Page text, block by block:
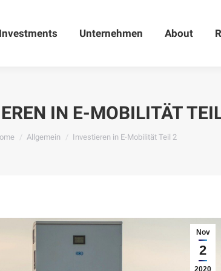
Unternehmen About
IN E-MOBILITÄT
are here:
Allgemein Investieren in E-Mobilität Teil 2
Nov
2
2020
Investments Unternehmen About